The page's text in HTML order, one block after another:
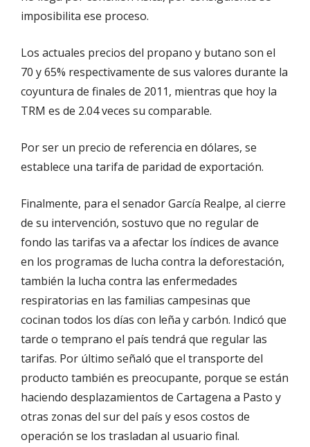
imposibilita ese proceso.
Los actuales precios del propano y butano son el
70 y 65% respectivamente de sus valores durante la
coyuntura de finales de 2011, mientras que hoy la
TRM es de 2.04 veces su comparable.
Por ser un precio de referencia en dólares, se
establece una tarifa de paridad de exportación.
Finalmente, para el senador García Realpe, al cierre
de su intervención, sostuvo que no regular de
fondo las tarifas va a afectar los índices de avance
en los programas de lucha contra la deforestación,
también la lucha contra las enfermedades
respiratorias en las familias campesinas que
cocinan todos los días con leña y carbón. Indicó que
tarde o temprano el país tendrá que regular las
tarifas. Por último señaló que el transporte del
producto también es preocupante, porque se están
haciendo desplazamientos de Cartagena a Pasto y
otras zonas del sur del país y esos costos de
operación se los trasladan al usuario final.